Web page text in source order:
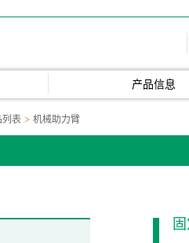
产品信息
列表 机械助力臂